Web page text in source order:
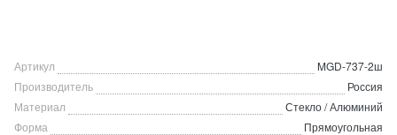
Артикул
MGD-737-2ш
Производитель
Россия
Материал
Стекло / Алюминий
Форма
Прямоугольная